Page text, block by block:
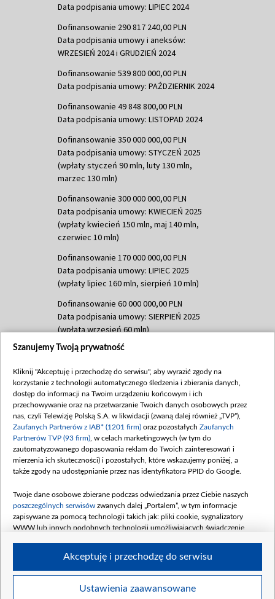
Data podpisania umowy: LIPIEC 2024
Dofinansowanie 290 817 240,00 PLN
Data podpisania umowy i aneksów:
WRZESIEŃ 2024 i GRUDZIEŃ 2024
Dofinansowanie 539 800 000,00 PLN
Data podpisania umowy: PAŹDZIERNIK 2024
Dofinansowanie 49 848 800,00 PLN
Data podpisania umowy: LISTOPAD 2024
Dofinansowanie 350 000 000,00 PLN
Data podpisania umowy: STYCZEŃ 2025
(wpłaty styczeń 90 mln, luty 130 mln,
marzec 130 mln)
Dofinansowanie 300 000 000,00 PLN
Data podpisania umowy: KWIECIEŃ 2025
(wpłaty kwiecień 150 mln, maj 140 mln,
czerwiec 10 mln)
Dofinansowanie 170 000 000,00 PLN
Data podpisania umowy: LIPIEC 2025
(wpłaty lipiec 160 mln, sierpień 10 mln)
Dofinansowanie 60 000 000,00 PLN
Data podpisania umowy: SIERPIEŃ 2025
(wpłata wrzesień 60 mln)
Dofinansowanie 635 783 051,21 PLN
(wpłata wrzesień 100 mln, październik 350
mln, listopad 265 mln)
Dofinansowanie 48 862 000,00 PLN
Data podpisania umowy: GRUDZIEŃ 2025
(wpłata grudzień 60,548 mln)
Dofinansowanie 900 000 000,00 PLN
Data podpisania umowy: LUTY 2026 (wpłata
kwiecień 180 mln, 7 maja 180 mln, 8
czerwca 90 mln)
Dofinansowanie 250 000 000,00 PLN
4 sierpnia 250 mln
Szanujemy Twoją prywatność
Kliknij "Akceptuję i przechodzę do serwisu", aby wyrazić zgody na
korzystanie z technologii automatycznego śledzenia i zbierania danych,
dostęp do informacji na Twoim urządzeniu końcowym i ich
przechowywanie oraz na przetwarzanie Twoich danych osobowych przez
nas, czyli Telewizję Polską S.A. w likwidacji (zwaną dalej również „TVP”),
Zaufanych Partnerów z IAB* (1201 firm) oraz pozostałych Zaufanych
Partnerów TVP (93 firm) , w celach marketingowych (w tym do
zautomatyzowanego dopasowania reklam do Twoich zainteresowań i
mierzenia ich skuteczności) i pozostałych, które wskazujemy poniżej, a
także zgody na udostępnianie przez nas identyfikatora PPID do Google.
Twoje dane osobowe zbierane podczas odwiedzania przez Ciebie naszych
poszczególnych serwisów zwanych dalej „Portalem”, w tym informacje
zapisywane za pomocą technologii takich jak: pliki cookie, sygnalizatory
WWW lub innych podobnych technologii umożliwiających świadczenie
Twoje dane osobowe zbierane podczas odwiedzania przez Ciebie
Ustawienia zaawansowane
Akceptuję i przechodzę do serwisu